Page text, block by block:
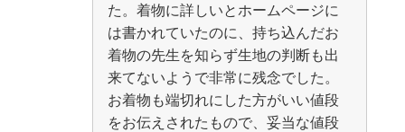
た。着物に詳しいとホームページに
は書かれていたのに、持ち込んだお
着物の先生を知らず生地の判断も出
来てないようで非常に残念でした。
お着物も端切れにした方がいい値段
をお伝えされたもので、妥当な値段